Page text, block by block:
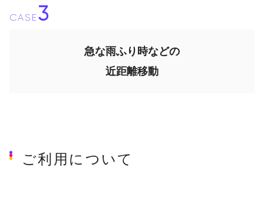
CASE3
急な雨ふり時などの
近距離移動
ご利用について